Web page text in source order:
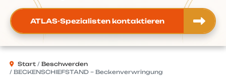
ATLAS-Spezialisten kontaktieren
Start
Beschwerden
BECKENSCHIEFSTAND – Beckenverwringung